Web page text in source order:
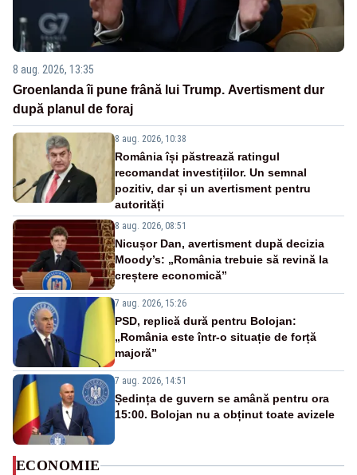
8 aug. 2026, 13:35
Groenlanda îi pune frână lui Trump. Avertisment dur
după planul de foraj
8 aug. 2026, 10:38
România își păstrează ratingul
recomandat investițiilor. Un semnal
pozitiv, dar și un avertisment pentru
autorități
8 aug. 2026, 08:51
Nicușor Dan, avertisment după decizia
Moody’s: „România trebuie să revină la
creștere economică”
7 aug. 2026, 15:26
PSD, replică dură pentru Bolojan:
„România este într-o situație de forță
majoră”
7 aug. 2026, 14:51
Ședința de guvern se amână pentru ora
15:00. Bolojan nu a obținut toate avizele
ECONOMIE